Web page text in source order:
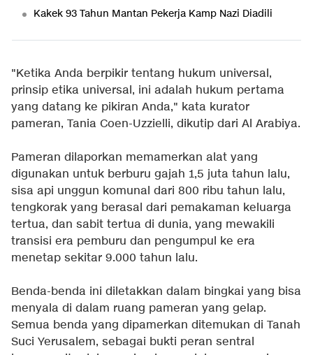
Kakek 93 Tahun Mantan Pekerja Kamp Nazi Diadili
"Ketika Anda berpikir tentang hukum universal,
prinsip etika universal, ini adalah hukum pertama
yang datang ke pikiran Anda," kata kurator
pameran, Tania Coen-Uzzielli, dikutip dari Al Arabiya.
Pameran dilaporkan memamerkan alat yang
digunakan untuk berburu gajah 1,5 juta tahun lalu,
sisa api unggun komunal dari 800 ribu tahun lalu,
tengkorak yang berasal dari pemakaman keluarga
tertua, dan sabit tertua di dunia, yang mewakili
transisi era pemburu dan pengumpul ke era
menetap sekitar 9.000 tahun lalu.
Benda-benda ini diletakkan dalam bingkai yang bisa
menyala di dalam ruang pameran yang gelap.
Semua benda yang dipamerkan ditemukan di Tanah
Suci Yerusalem, sebagai bukti peran sentral